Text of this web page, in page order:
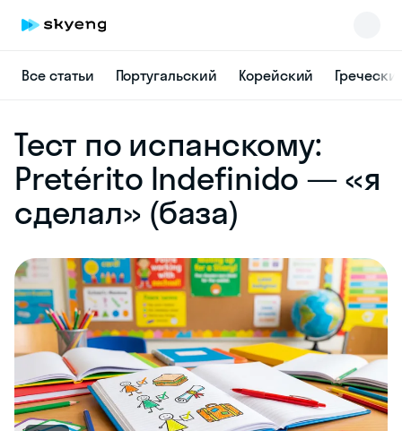
Все статьи Португальский Корейский
Тест по испанскому:
Pretérito Indefinido — «я
сделал» (база)
online